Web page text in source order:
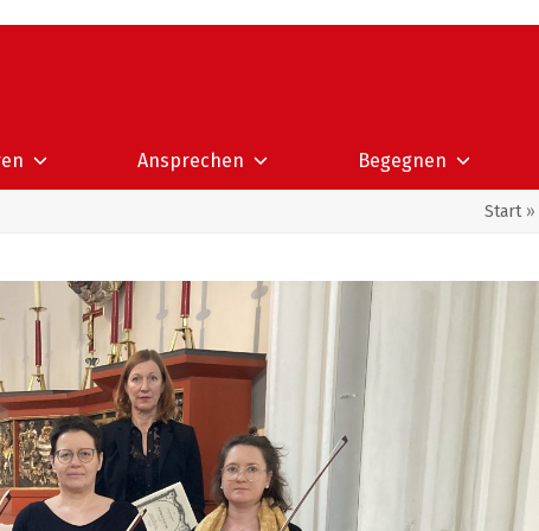
Ansprechen Begegnen
Start»